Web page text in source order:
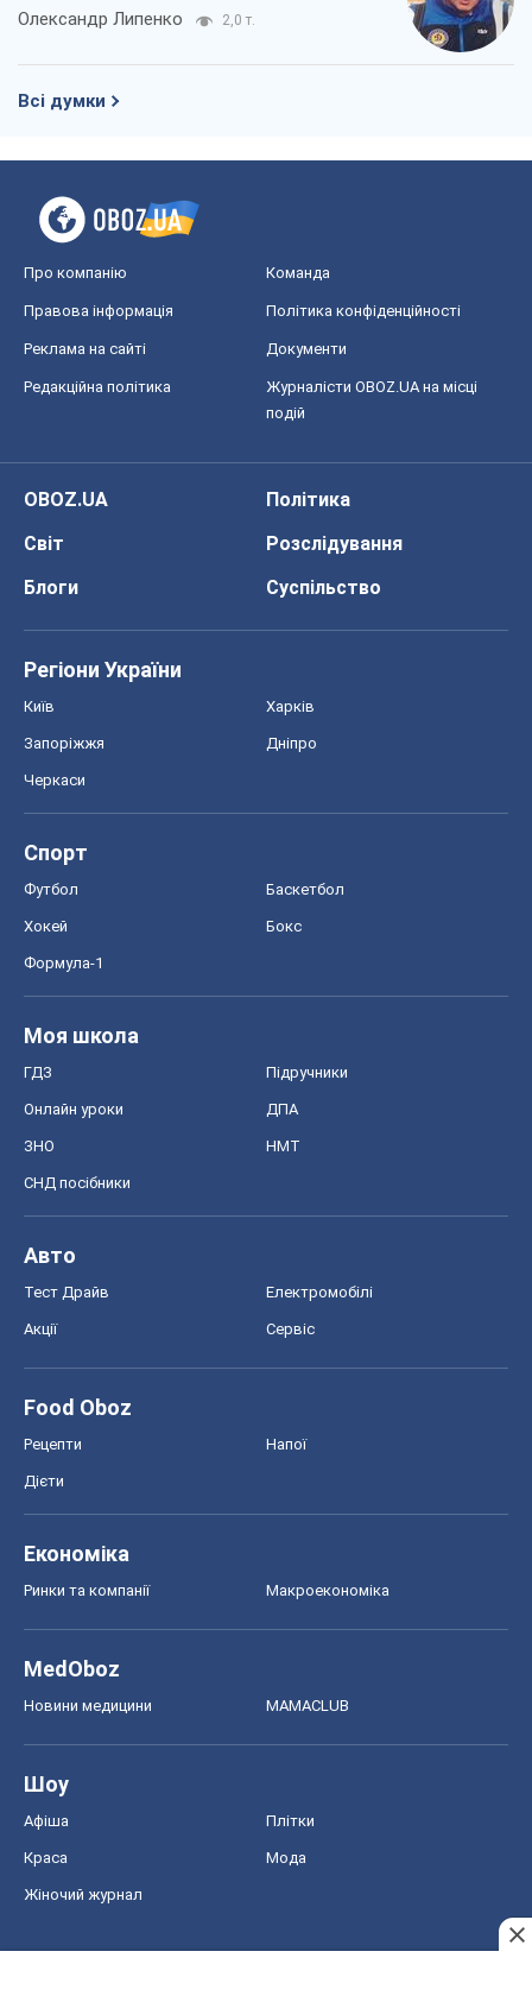
Олександр Липенко 2,0 т.
Всі думки
Про компанію Команда
Правова інформація Політика конфіденційності
Реклама на сайті Документи
Редакційна політика
Журналісти OBOZ.UA на місці
подій
OBOZ.UA
Політика
Світ
Розслідування
Блоги
Суспільство
Регіони України
Київ Харків
Запоріжжя Дніпро
Черкаси
Спорт
Футбол Баскетбол
Хокей Бокс
Формула-1
Моя школа
ГДЗ Підручники
Онлайн уроки ДПА
ЗНО НМТ
СНД посібники
Авто
Тест Драйв Електромобілі
Акції Сервіс
Food Oboz
Рецепти Напої
Дієти
Економіка
Ринки та компанії Макроекономіка
MedOboz
Новини медицини MAMACLUB
Шоу
Афіша Плітки
Краса Мода
Жіночий журнал